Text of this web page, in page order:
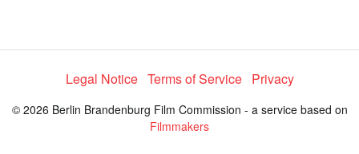
e
o
Legal Notice Terms of Service Privacy
© 2026 Berlin Brandenburg Film Commission - a service based on
Filmmakers